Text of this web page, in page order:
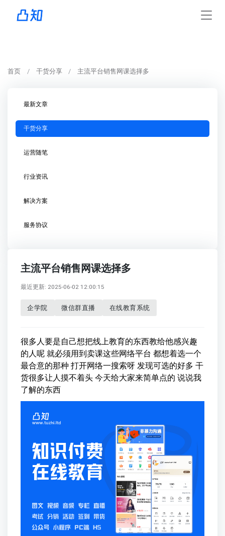
首页 干货分享 主流平台销售网课选择多
最新文章
干货分享
运营随笔
行业资讯
解决方案
服务协议
主流平台销售网课选择多
最近更新: 2025-06-02 12:00:15
企学院 微信群直播 在线教育系统
很多人要是自己想把线上教育的东西教给他感兴趣
的人呢 就必须用到卖课这些网络平台 都想着选一个
最合意的那种 打开网络一搜索呀 发现可选的好多 干
货很多让人摸不着头 今天给大家来简单点的 说说我
了解的东西